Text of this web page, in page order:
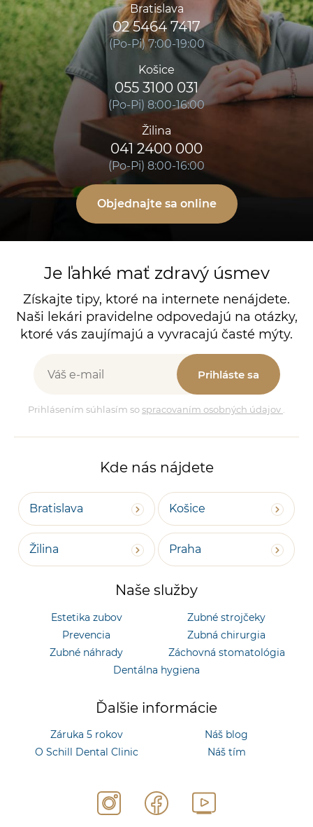
Je ľahké mať zdravý úsmev
Získajte tipy, ktoré na internete nenájdete.
Naši lekári pravidelne odpovedajú na otázky,
ktoré vás zaujímajú a vyvracajú časté mýty.
Prihláste sa
Prihlásením súhlasím so spracovaním osobných údajov .
Kde nás nájdete
Bratislava Košice
Žilina Praha
Naše služby
Estetika zubov
Zubné strojčeky
Prevencia
Zubná chirurgia
Zubné náhrady
Záchovná stomatológia
Dentálna hygiena
Ďalšie informácie
Záruka 5 rokov
Náš blog
O Schill Dental Clinic
Náš tím
Bratislava
02 5464 7417
(Po-Pi) 7:00-19:00
Košice
055 3100 031
(Po-Pi) 8:00-16:00
Žilina
041 2400 000
(Po-Pi) 8:00-16:00
Objednajte sa online